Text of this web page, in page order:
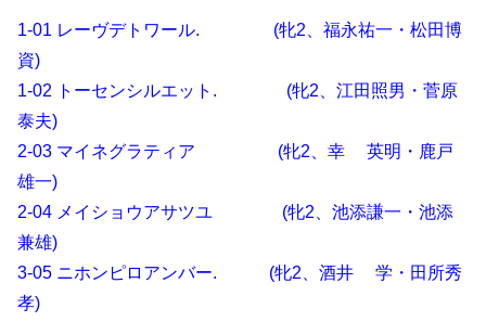
1-01 レーヴデトワール. (牝2、福永祐一・松田博
資)
1-02 トーセンシルエット. (牝2、江田照男・菅原
泰夫)
2-03 マイネグラティア (牝2、幸 英明・鹿戸
雄一)
2-04 メイショウアサツユ (牝2、池添謙一・池添
兼雄)
3-05 ニホンピロアンバー. (牝2、酒井 学・田所秀
孝)